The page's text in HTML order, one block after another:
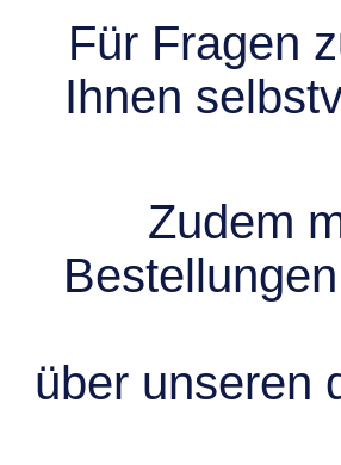
Für Fragen
Ihnen
Zudem
über unseren